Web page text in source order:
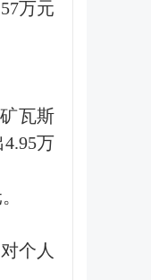
万元
瓦斯
万
个人